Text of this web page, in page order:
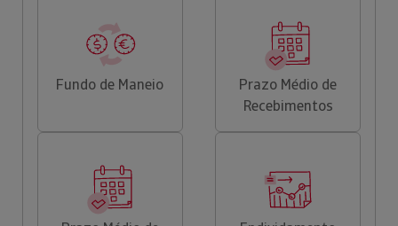
Fundo de Maneio
Prazo Médio de
Recebimentos